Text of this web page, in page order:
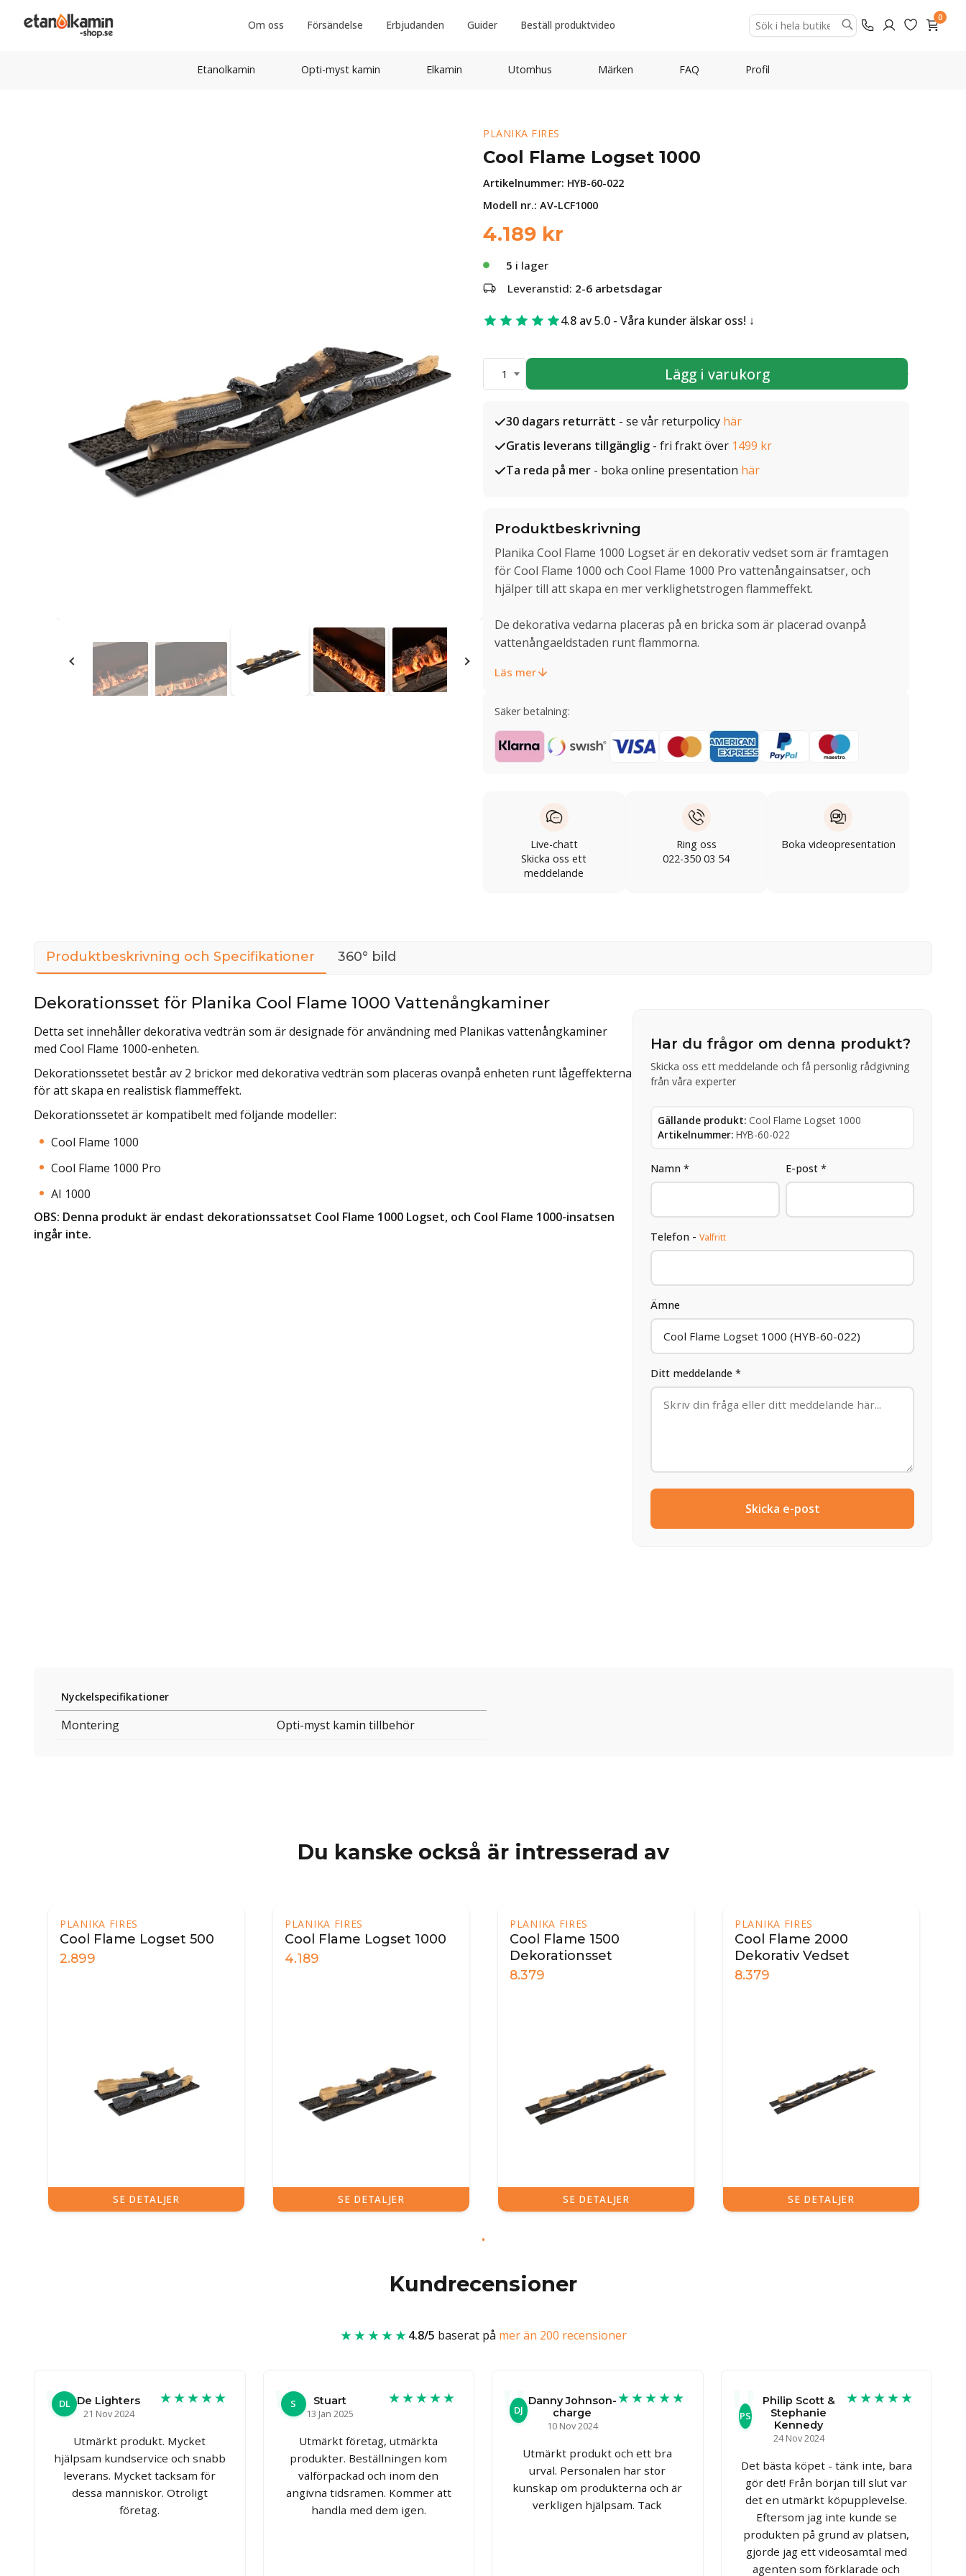
Om oss Försändelse Erbjudanden Guider Beställ produktvideo
0
Etanolkamin Opti-myst kamin Elkamin Utomhus Märken FAQ Profil
PLANIKA FIRES
Cool Flame Logset 1000
Artikelnummer: HYB-60-022
Modell nr.: AV-LCF1000
4.189 kr
5 i lager
Leveranstid: 2-6 arbetsdagar
4.8 av 5.0 - Våra kunder älskar oss!
1 Lägg i varukorg
30 dagars returrätt - se vår returpolicy här
Gratis leverans tillgänglig - fri frakt över 1499 kr
Ta reda på mer - boka online presentation här
Produktbeskrivning
Planika Cool Flame 1000 Logset är en dekorativ vedset som är framtagen
för Cool Flame 1000 och Cool Flame 1000 Pro vattenångainsatser, och
hjälper till att skapa en mer verklighetstrogen flammeffekt.
De dekorativa vedarna placeras på en bricka som är placerad ovanpå
vattenångaeldstaden runt flammorna.
Läs mer
Säker betalning:
Live-chatt
Skicka oss ett
meddelande
Ring oss
022-350 03 54
Boka videopresentation
Produktbeskrivning och Specifikationer 360° bild
Dekorationsset för Planika Cool Flame 1000 Vattenångkaminer
Detta set innehåller dekorativa vedträn som är designade för användning med Planikas vattenångkaminer
med Cool Flame 1000-enheten.
Dekorationssetet består av 2 brickor med dekorativa vedträn som placeras ovanpå enheten runt lågeffekterna
för att skapa en realistisk flammeffekt.
Dekorationssetet är kompatibelt med följande modeller:
Cool Flame 1000
Cool Flame 1000 Pro
AI 1000
OBS: Denna produkt är endast dekorationssatset Cool Flame 1000 Logset, och Cool Flame 1000-insatsen
ingår inte.
Har du frågor om denna produkt?
Skicka oss ett meddelande och få personlig rådgivning
från våra experter
Gällande produkt: Cool Flame Logset 1000
Artikelnummer: HYB-60-022
Namn * E-post *
Telefon -Valfritt
Ämne
Ditt meddelande *
Skicka e-post
Nyckelspecifikationer
Montering Opti-myst kamin tillbehör
Du kanske också är intresserad av
PLANIKA FIRES
Cool Flame Logset 500
2.899
SE DETALJER
PLANIKA FIRES
Cool Flame Logset 1000
4.189
SE DETALJER
PLANIKA FIRES
Cool Flame 1500
Dekorationsset
8.379
SE DETALJER
PLANIKA FIRES
Cool Flame 2000
Dekorativ Vedset
8.379
SE DETALJER
Kundrecensioner
★★★★★4.8/5 baserat på mer än 200 recensioner
DL De Lighters
21 Nov 2024
★★★★★
Utmärkt produkt. Mycket
hjälpsam kundservice och snabb
leverans. Mycket tacksam för
dessa människor. Otroligt
företag.
S
Stuart
13 Jan 2025
★★★★★
Utmärkt företag, utmärkta
produkter. Beställningen kom
välförpackad och inom den
angivna tidsramen. Kommer att
handla med dem igen.
DJ
Danny Johnson-
charge
10 Nov 2024
★★★★★
Utmärkt produkt och ett bra
urval. Personalen har stor
kunskap om produkterna och är
verkligen hjälpsam. Tack
PS
Philip Scott &
Stephanie
Kennedy
24 Nov 2024
★★★★★
Det bästa köpet - tänk inte, bara
gör det! Från början till slut var
det en utmärkt köpupplevelse.
Eftersom jag inte kunde se
produkten på grund av platsen,
gjorde jag ett videosamtal med
agenten som förklarade och